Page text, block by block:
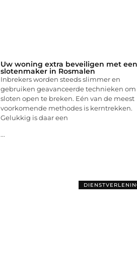
Uw woning extra beveiligen met een
slotenmaker in Rosmalen
Inbrekers worden steeds slimmer en
gebruiken geavanceerde technieken om
sloten open te breken. Eén van de meest
voorkomende methodes is kerntrekken.
Gelukkig is daar een
...